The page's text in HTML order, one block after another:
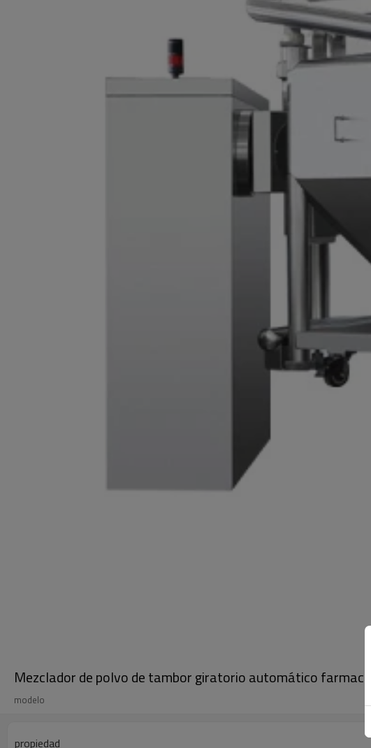
Mezclador de polvo de tambor giratorio automático
modelo
propiedad